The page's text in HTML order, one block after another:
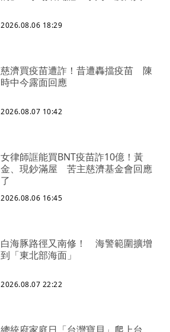
2026.08.06 18:29
慈濟買疫苗遭詐！昔遭轟擋疫苗 陳
時中今露面回應
2026.08.07 10:42
女律師誆能買BNT疫苗詐10億！黃
金、現鈔滿屋 苦主慈濟基金會回應
了
2026.08.06 16:45
白海豚路徑又南修！ 海警範圍擴增
到「東北部海面」
2026.08.07 22:22